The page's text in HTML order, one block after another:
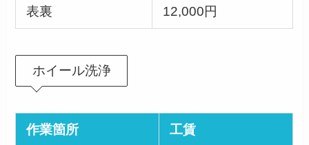
表裏 12,000円
ホイール洗浄
作業箇所 工賃